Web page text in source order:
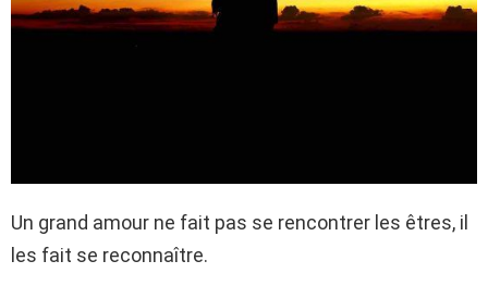
Un grand amour ne fait pas se rencontrer les êtres, il
les fait se reconnaître.